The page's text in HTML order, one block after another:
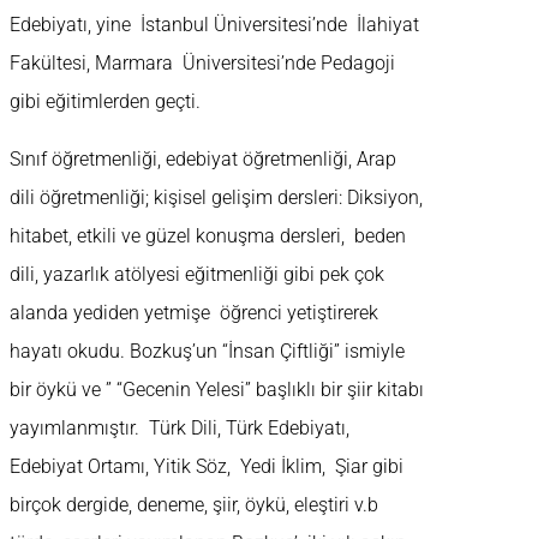
Edebiyatı, yine İstanbul Üniversitesi’nde İlahiyat
Fakültesi, Marmara Üniversitesi’nde Pedagoji
gibi eğitimlerden geçti.
Sınıf öğretmenliği, edebiyat öğretmenliği, Arap
dili öğretmenliği; kişisel gelişim dersleri: Diksiyon,
hitabet, etkili ve güzel konuşma dersleri, beden
dili, yazarlık atölyesi eğitmenliği gibi pek çok
alanda yediden yetmişe öğrenci yetiştirerek
hayatı okudu. Bozkuş’un “İnsan Çiftliği” ismiyle
bir öykü ve ” “Gecenin Yelesi” başlıklı bir şiir kitabı
yayımlanmıştır. Türk Dili, Türk Edebiyatı,
Edebiyat Ortamı, Yitik Söz, Yedi İklim, Şiar gibi
birçok dergide, deneme, şiir, öykü, eleştiri v.b